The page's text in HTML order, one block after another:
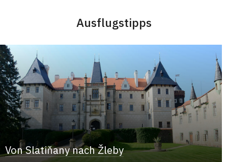
Ausflugstipps
Von Slatiňany nach Žleby